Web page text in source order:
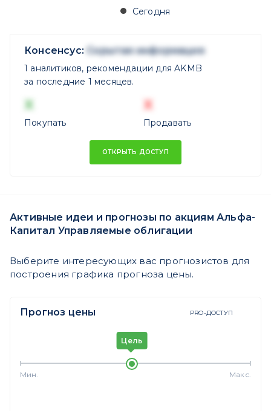
Сегодня
Консенсус: Скрытая информация
1 аналитиков, рекомендации для AKMB
за последние 1 месяцев.
X
Покупать
X
Продавать
ОТКРЫТЬ ДОСТУП
Активные идеи и прогнозы по акциям Альфа-
Капитал Управляемые облигации
Выберите интересующих вас прогнозистов для
построения графика прогноза цены.
Прогноз цены PRO-ДОСТУП
Мин.
Цель
Макс.